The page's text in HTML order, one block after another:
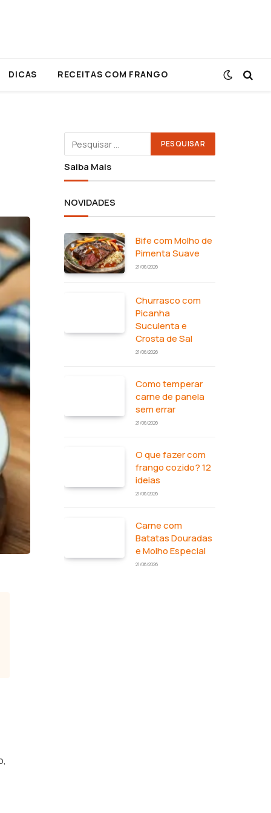
DICAS RECEITAS COM FRANGO
Saiba Mais
NOVIDADES
Bife com Molho de
Pimenta Suave
21/06/2026
Churrasco com
Picanha
Suculenta e
Crosta de Sal
21/06/2026
Como temperar
carne de panela
sem errar
21/06/2026
O que fazer com
frango cozido? 12
ideias
21/06/2026
Carne com
Batatas Douradas
e Molho Especial
21/06/2026